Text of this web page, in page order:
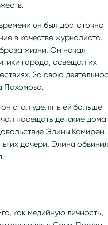
он был достаточно
в качестве журналиста.
жизни. Он начал
города, освещал их
За свою
Пахомова.
стал уделять ей больше
посещать детские дома
Элины Камирен.
их дочери. Элина
как медийную личность,